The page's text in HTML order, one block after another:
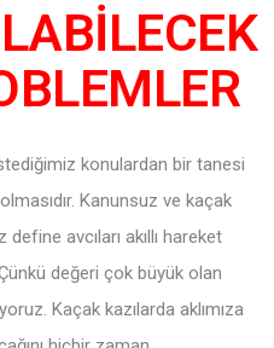
konulardan bir tanesi
Kanunsuz ve kaçak
define avcıları akıllı hareket
değeri çok büyük olan
Kaçak kazılarda aklımıza